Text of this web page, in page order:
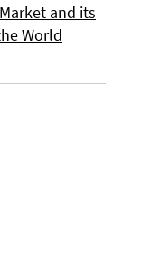
and its
World